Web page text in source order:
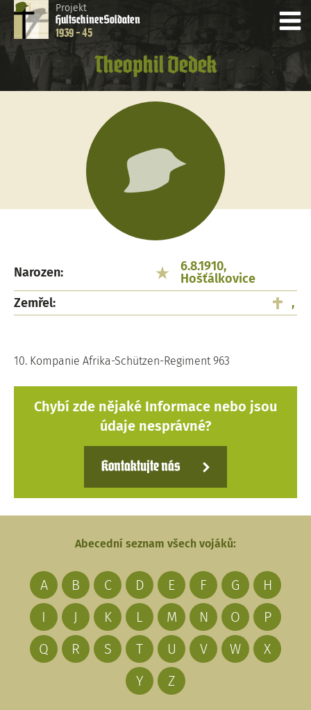
Projekt
HultschinerSoldaten
1939 - 45
Theophil Dedek
Narozen:
6.8.1910,
Hošťálkovice
Zemřel:
,
10. Kompanie Afrika-Schützen-Regiment 963
Chybí zde nějaké Informace nebo jsou
údaje nesprávné?
Kontaktujte nás
Abecední seznam všech vojáků:
A B C D E F G
H
I
J K L M N O
P
Q
R S T U V W
X
Y
Z